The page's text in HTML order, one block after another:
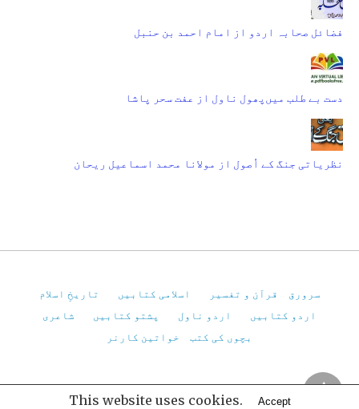
فضائل صحابہ اردو از امام احمد بن حنبل
دست بے طلب میں‌پھول ناول از عفت سحر پاشا
نظریاتی جنگ کے اُصول از مولانا محمد اسماعیل ریحان
سرورق قرآن و تفسیر اسلامی کتابیں
تاریخِ اسلام
اردو کتابیں
اردو ناول پشتو کتابیں
شاعری
بچوں کی کتب
خواتین کارنر
Pakistan Virtual Library
This website uses cookies. Accept